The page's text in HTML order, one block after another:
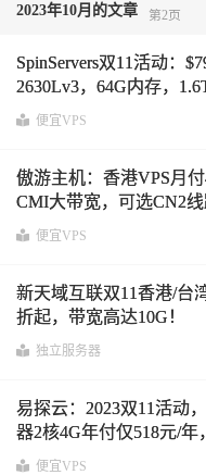
2023年10月的文章 第2页
SpinServers双11活动：
2630Lv3，64G内存，
30TB流量@10Gbps带宽
便宜VPS
傲游主机：香港VPS月
CMI大带宽，可选CN2
便宜VPS
新天域互联双11香港/台
折起，带宽高达10G！
独立服务器
易探云：2023双11活动
器2核4G年付仅518元/年
888元/年起
便宜VPS